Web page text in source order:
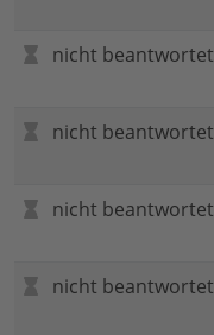
nicht beantwortet
nicht beantwortet
nicht beantwortet
nicht beantwortet